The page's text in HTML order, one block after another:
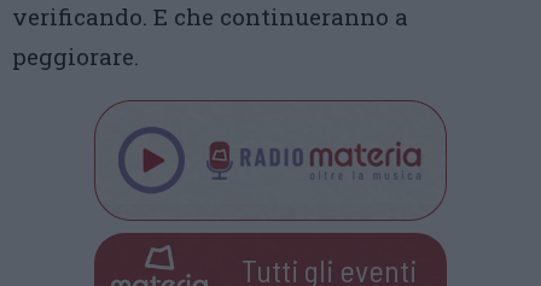
verificando. E che continueranno a
peggiorare.
Tutti gli eventi